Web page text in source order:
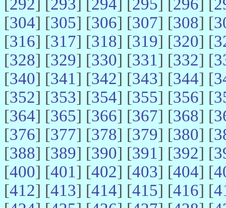
[292] [293] [294] [295] [296] [
[304] [305] [306] [307] [308] [
[316] [317] [318] [319] [320] [
[328] [329] [330] [331] [332] [
[340] [341] [342] [343] [344] [
[352] [353] [354] [355] [356] [
[364] [365] [366] [367] [368] [
[376] [377] [378] [379] [380] [
[388] [389] [390] [391] [392] [
[400] [401] [402] [403] [404] [
[412] [413] [414] [415] [416] [